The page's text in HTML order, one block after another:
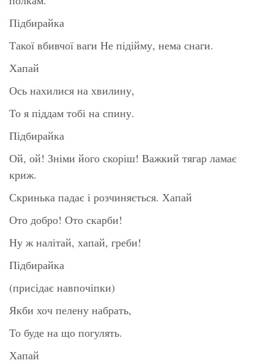
Підбирайка
Такої вбивчої ваги Не підійму, нема снаги.
Хапай
Ось нахилися на хвилину,
То я піддам тобі на спину.
Підбирайка
Ой, ой! Зніми його скоріш! Важкий тягар ламає
криж.
Скринька падає і розчиняється. Хапай
Ото добро! Ото скарби!
Ну ж налітай, хапай, греби!
Підбирайка
(присідає навпочіпки)
Якби хоч пелену набрать,
То буде на що погулять.
Хапай